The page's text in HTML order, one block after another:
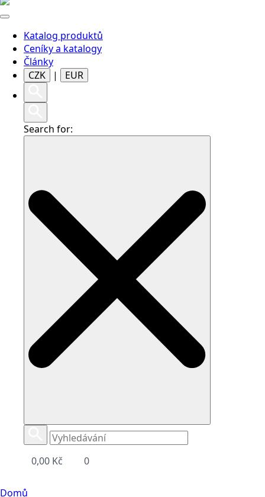
Katalog produktů
Ceníky a katalogy
Články
CZK
| EUR
Search for:
0,00 Kč 0
Domů